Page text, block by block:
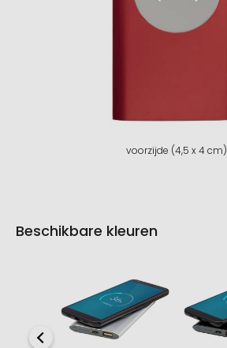
voorzijde (4,5 x 4 cm)
Beschikbare kleuren